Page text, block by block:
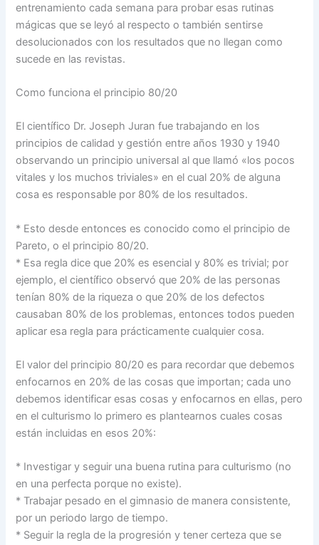
entrenamiento cada semana para probar esas rutinas
mágicas que se leyó al respecto o también sentirse
desolucionados con los resultados que no llegan como
sucede en las revistas.
Como funciona el principio 80/20
El científico Dr. Joseph Juran fue trabajando en los
principios de calidad y gestión entre años 1930 y 1940
observando un principio universal al que llamó «los pocos
vitales y los muchos triviales» en el cual 20% de alguna
cosa es responsable por 80% de los resultados.
* Esto desde entonces es conocido como el principio de
Pareto, o el principio 80/20.
* Esa regla dice que 20% es esencial y 80% es trivial; por
ejemplo, el científico observó que 20% de las personas
tenían 80% de la riqueza o que 20% de los defectos
causaban 80% de los problemas, entonces todos pueden
aplicar esa regla para prácticamente cualquier cosa.
El valor del principio 80/20 es para recordar que debemos
enfocarnos en 20% de las cosas que importan; cada uno
debemos identificar esas cosas y enfocarnos en ellas, pero
en el culturismo lo primero es plantearnos cuales cosas
están incluidas en esos 20%:
* Investigar y seguir una buena rutina para culturismo (no
en una perfecta porque no existe).
* Trabajar pesado en el gimnasio de manera consistente,
por un periodo largo de tiempo.
* Seguir la regla de la progresión y tener certeza que se